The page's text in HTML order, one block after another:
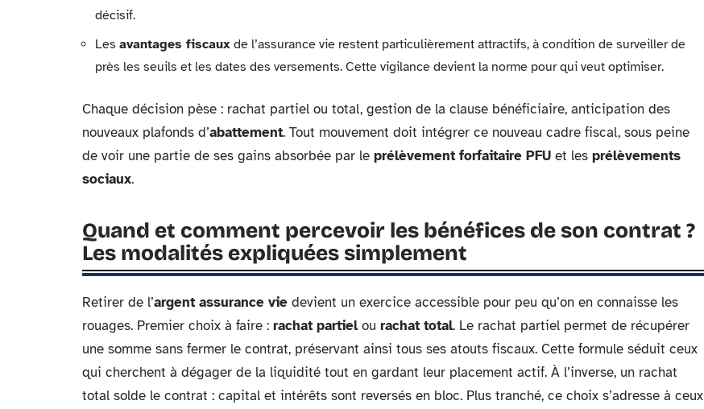
décisif.
Les avantages fiscaux de l’assurance vie restent particulièrement attractifs, à condition de surveiller de
près les seuils et les dates des versements. Cette vigilance devient la norme pour qui veut optimiser.
Chaque décision pèse : rachat partiel ou total, gestion de la clause bénéficiaire, anticipation des
nouveaux plafonds d’abattement. Tout mouvement doit intégrer ce nouveau cadre fiscal, sous peine
de voir une partie de ses gains absorbée par le prélèvement forfaitaire PFU et les prélèvements
sociaux.
Quand et comment percevoir les bénéfices de son contrat ?
Les modalités expliquées simplement
Retirer de l’argent assurance vie devient un exercice accessible pour peu qu’on en connaisse les
rouages. Premier choix à faire : rachat partielou rachat total. Le rachat partiel permet de récupérer
une somme sans fermer le contrat, préservant ainsi tous ses atouts fiscaux. Cette formule séduit ceux
qui cherchent à dégager de la liquidité tout en gardant leur placement actif. À l’inverse, un rachat
total solde le contrat : capital et intérêts sont reversés en bloc. Plus tranché, ce choix s’adresse à ceux